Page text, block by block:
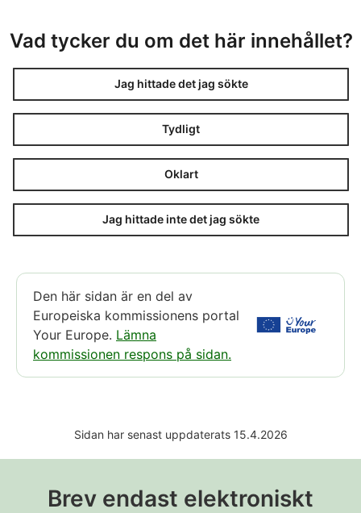
Vad tycker du om det här innehållet?
Jag hittade det jag sökte
Tydligt
Oklart
Jag hittade inte det jag sökte
Den här sidan är en del av
Europeiska kommissionens portal
Your Europe. Lämna
kommissionen respons på sidan.
Sidan har senast uppdaterats 15.4.2026
Brev endast elektroniskt